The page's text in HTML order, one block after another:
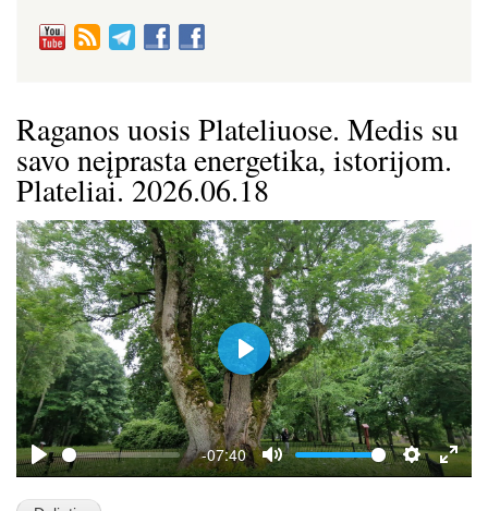
Raganos uosis Plateliuose. Medis su
savo neįprasta energetika, istorijom.
Plateliai. 2026.06.18
P
l
-07:40
M
S
E
P
l
a
y